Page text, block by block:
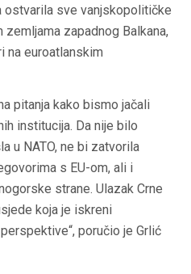
ostvarila sve vanjskopolitičke
zapadnog Balkana,
na euroatlanskim
pitanja kako bismo jačali
institucija. Da nije bilo
u NATO, ne bi zatvorila
s EU-om, ali i
strane. Ulazak Crne
koja je iskreni
poručio je Grlić